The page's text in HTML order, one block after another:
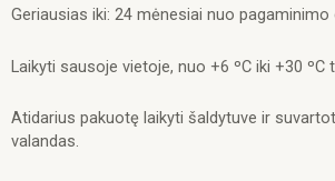
Geriausias iki: 24 mėnesiai nuo pagaminimo
Laikyti sausoje vietoje, nuo +6 ºC iki +30 ºC
Atidarius pakuotę laikyti šaldytuve ir
valandas.